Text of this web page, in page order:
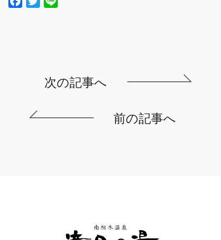
次の記事へ
前の記事へ